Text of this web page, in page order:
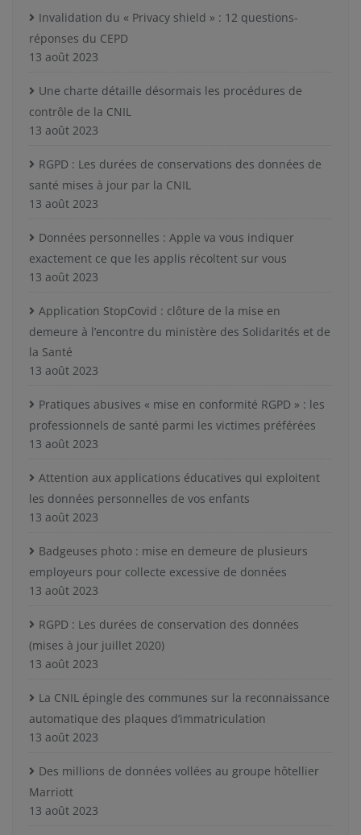
Invalidation du « Privacy shield » : 12 questions-
réponses du CEPD
13 août 2023
Une charte détaille désormais les procédures de
contrôle de la CNIL
13 août 2023
RGPD : Les durées de conservations des données de
santé mises à jour par la CNIL
13 août 2023
Données personnelles : Apple va vous indiquer
exactement ce que les applis récoltent sur vous
13 août 2023
Application StopCovid : clôture de la mise en
demeure à l’encontre du ministère des Solidarités et de
la Santé
13 août 2023
Pratiques abusives « mise en conformité RGPD » : les
professionnels de santé parmi les victimes préférées
13 août 2023
Attention aux applications éducatives qui exploitent
les données personnelles de vos enfants
13 août 2023
Badgeuses photo : mise en demeure de plusieurs
employeurs pour collecte excessive de données
13 août 2023
RGPD : Les durées de conservation des données
(mises à jour juillet 2020)
13 août 2023
La CNIL épingle des communes sur la reconnaissance
automatique des plaques d’immatriculation
13 août 2023
Des millions de données vollées au groupe hôtellier
Marriott
13 août 2023